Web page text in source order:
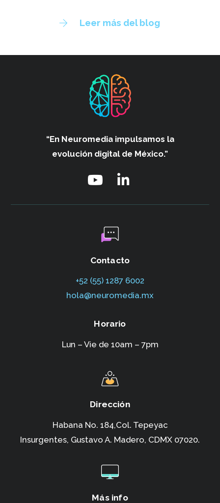
Leer más del blog
“En Neuromedia impulsamos la
evolución digital de México.”
Contacto
+52 (55) 1287 6002‬
hola@neuromedia.mx
Horario
Lun – Vie de 10am – 7pm
Dirección
Habana No. 184,Col. Tepeyac
Insurgentes, Gustavo A. Madero, CDMX 07020.
Más info